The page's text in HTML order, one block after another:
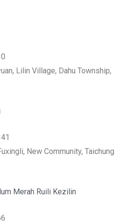
Lilin Village, Dahu Township,
New Community, Taichung
Merah Ruili Kezilin